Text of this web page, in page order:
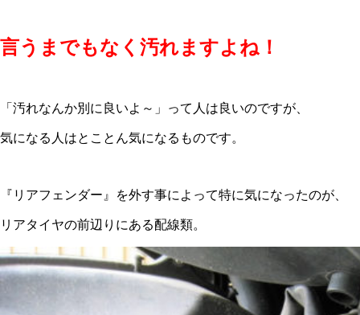
言うまでもなく汚れますよね！
「汚れなんか別に良いよ～」って人は良いのですが、
気になる人はとことん気になるものです。
『リアフェンダー』を外す事によって特に気になったのが、
リアタイヤの前辺りにある配線類。